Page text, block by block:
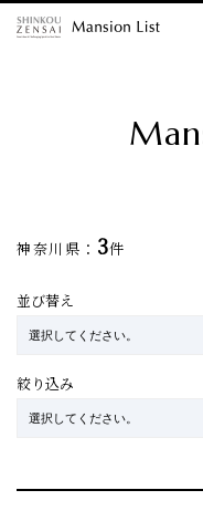
神奈川県： 3件
並び替え
絞り込み